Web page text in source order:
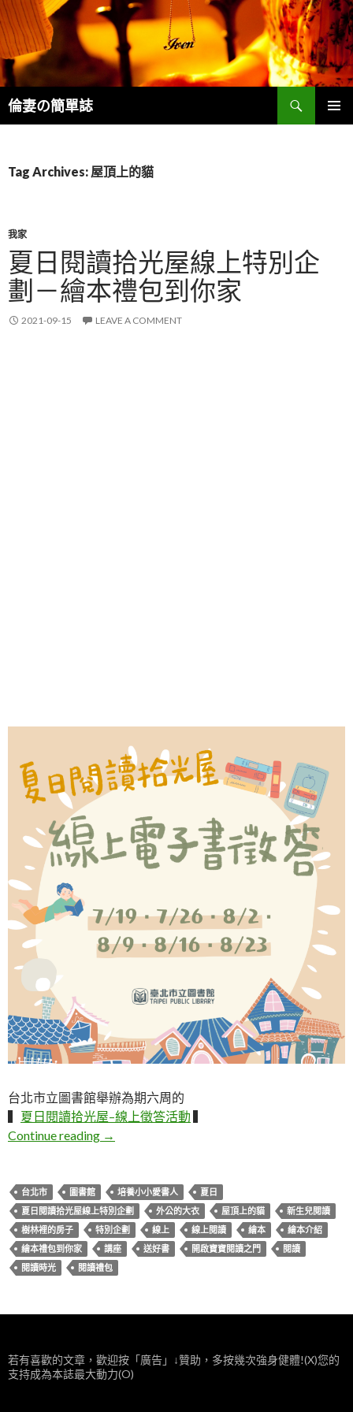
倫妻の簡單誌
Search
Tag Archives: 屋頂上的貓
我家
夏日閱讀拾光屋線上特別企
劃－繪本禮包到你家
2021-09-15 LEAVE A COMMENT
台北市立圖書館舉辦為期六周的
夏日閱讀拾光屋–線上徵答活動
Continue reading
夏日閱讀拾光屋線上特別企劃－繪本禮包到
→
台北市 圖書館 培養小小愛書人
夏日
夏日閱讀拾光屋線上特別企劃
外公的大衣 屋頂上的貓
新生兒閱讀
樹林裡的房子
特別企劃 線上 線上閱讀 繪本
繪本介紹
繪本禮包到你家
講座 送好書 開啟寶寶閱讀之門
閱讀
閱讀時光
閱讀禮包
若有喜歡的文章，歡迎按「廣告」↓贊助，多按幾次強身健體!(X)您的
支持成為本誌最大動力(O)